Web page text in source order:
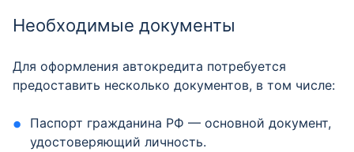
Необходимые документы
Для оформления автокредита потребуется
предоставить несколько документов, в том числе:
Паспорт гражданина РФ — основной документ,
удостоверяющий личность.